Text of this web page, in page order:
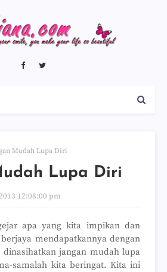
Mudah Lupa Diri
Lupa Diri
12:08:00 pm
apa yang kita impikan dan
mendapatkannya dengan
dinasihatkan jangan mudah lupa
samalah kita beringat. Kita ini